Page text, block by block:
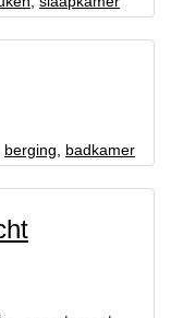
berging badkamer